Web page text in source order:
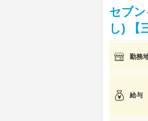
セブ
し) 【
勤務
給与